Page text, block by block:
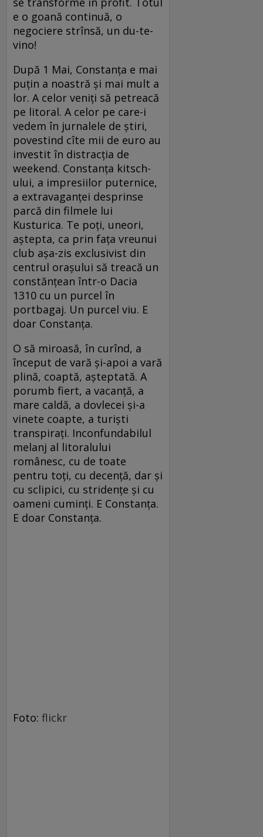
e o goană continuă, o
negociere strînsă, un du-te-
vino!
După 1 Mai, Constanța e mai
puțin a noastră și mai mult a
lor. A celor veniți să petreacă
pe litoral. A celor pe care-i
vedem în jurnalele de știri,
povestind cîte mii de euro au
investit în distracția de
weekend. Constanța kitsch-
ului, a impresiilor puternice,
a extravaganței desprinse
parcă din filmele lui
Kusturica. Te poți, uneori,
aștepta, ca prin fața vreunui
club așa-zis exclusivist din
centrul orașului să treacă un
constănțean într-o Dacia
1310 cu un purcel în
portbagaj. Un purcel viu. E
doar Constanța.
O să miroasă, în curînd, a
început de vară și-apoi a vară
plină, coaptă, așteptată. A
porumb fiert, a vacanță, a
mare caldă, a dovlecei și-a
vinete coapte, a turiști
transpirați. Inconfundabilul
melanj al litoralului
românesc, cu de toate
pentru toți, cu decență, dar și
cu sclipici, cu stridențe și cu
oameni cuminți. E Constanța.
E doar Constanța.
Foto: flickr